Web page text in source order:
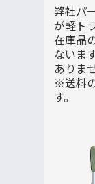
弊社パ
が軽ト
在庫品
ないま
ありま
※送料
す。